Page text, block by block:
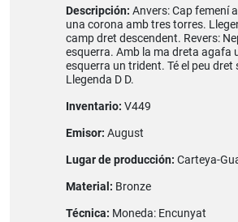
Descripción: Anvers: Cap femení
una corona amb tres torres.
camp dret descendent. Revers:
esquerra. Amb la ma dreta agafa
esquerra un trident. Té el peu dret
Llegenda D D.
Inventario: V449
Emisor: August
Lugar de producción: Carteya-
Material: Bronze
Técnica: Moneda: Encunyat